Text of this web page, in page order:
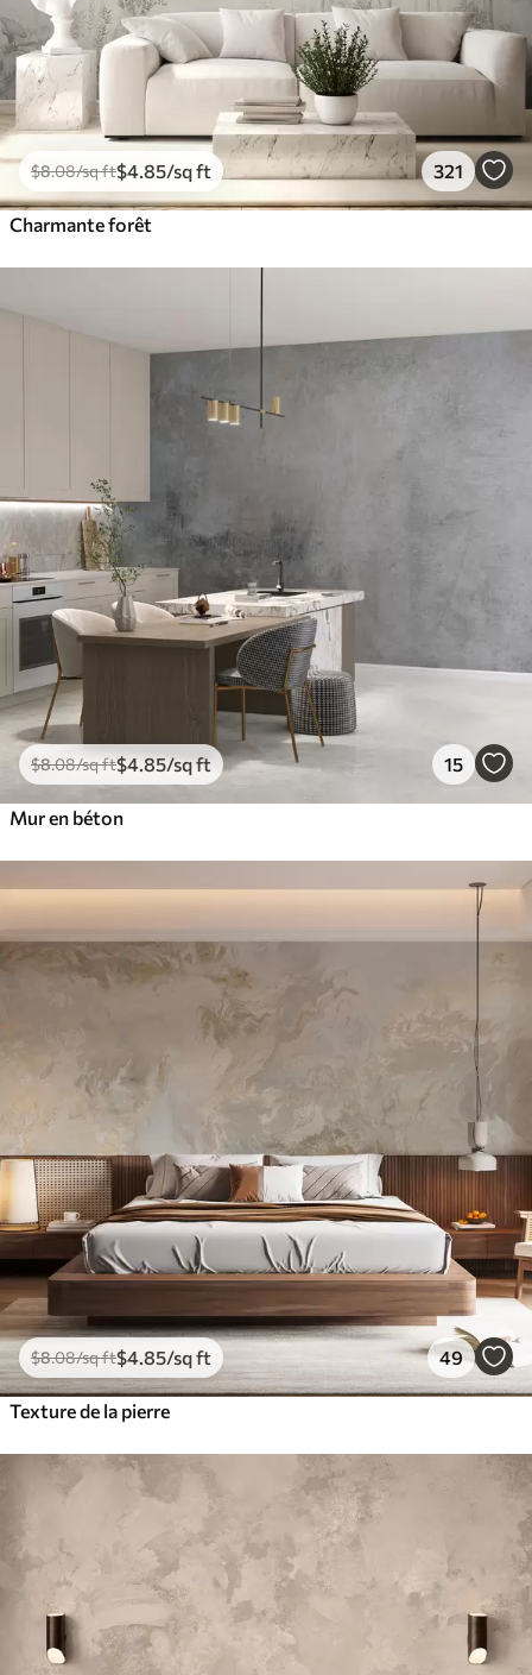
$8.08/sq ft$4 .85/sq ft 321
Charmante forêt
$8.08/sq ft$4 .85/sq ft 15
Mur en béton
$8.08/sq ft$4 .85/sq ft 49
Texture de la pierre